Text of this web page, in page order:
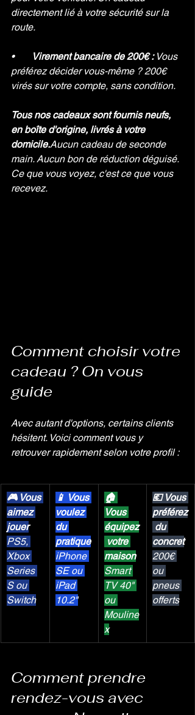
directement lié à votre sécurité sur la
route.
• Virement bancaire de 200€ : Vous
préférez décider vous-même ? 200€
virés sur votre compte, sans condition.
Tous nos cadeaux sont fournis neufs,
en boîte d'origine, livrés à votre
domicile.Aucun cadeau de seconde
main. Aucun bon de réduction déguisé.
Ce que vous voyez, c'est ce que vous
recevez.
Comment choisir votre
cadeau ? On vous
guide
Avec autant d'options, certains clients
hésitent. Voici comment vous y
retrouver rapidement selon votre profil :
🎮 Vous
aimez
jouer
PS5,
Xbox
Series
S ou
Switch
📱 Vous
voulez
du
pratique
iPhone
SE ou
iPad
10.2"
🏠
Vous
équipez
votre
maison
Smart
TV 40"
ou
Mouline
x
💶 Vous
préférez
du
concret
200€
ou
pneus
offerts
Comment prendre
rendez-vous avec